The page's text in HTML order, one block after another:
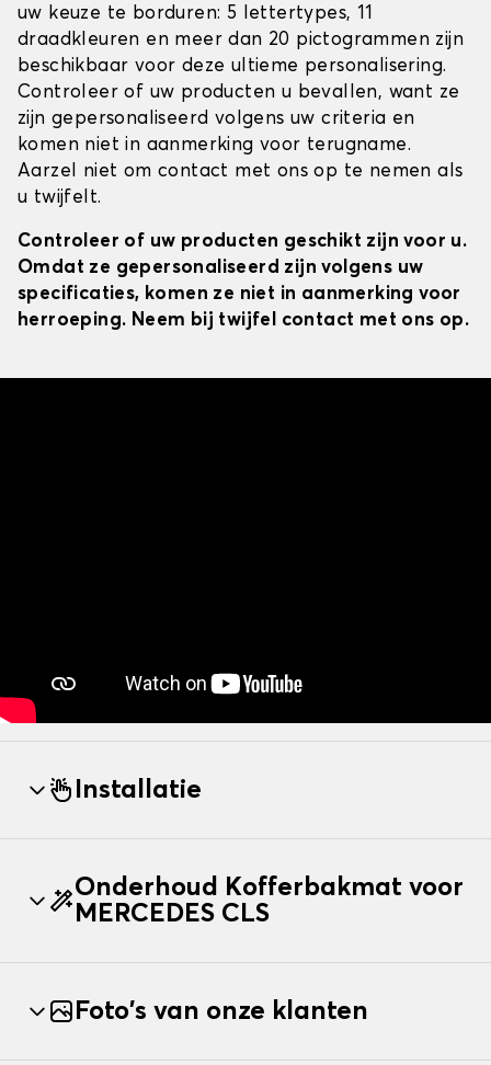
uw keuze te borduren: 5 lettertypes, 11
draadkleuren en meer dan 20 pictogrammen zijn
beschikbaar voor deze ultieme personalisering.
Controleer of uw producten u bevallen, want ze
zijn gepersonaliseerd volgens uw criteria en
komen niet in aanmerking voor terugname.
Aarzel niet om contact met ons op te nemen als
u twijfelt.
Controleer of uw producten geschikt zijn voor u.
Omdat ze gepersonaliseerd zijn volgens uw
specificaties, komen ze niet in aanmerking voor
herroeping. Neem bij twijfel contact met ons op.
Installatie
Onderhoud Kofferbakmat voor
MERCEDES CLS
Foto's van onze klanten